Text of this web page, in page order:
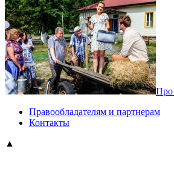
Про
Правообладателям и партнерам
Контакты
▲